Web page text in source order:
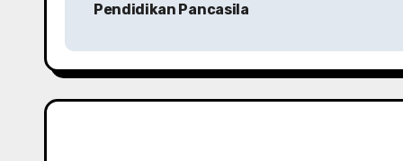
t
n
Pendidikan Pancasila